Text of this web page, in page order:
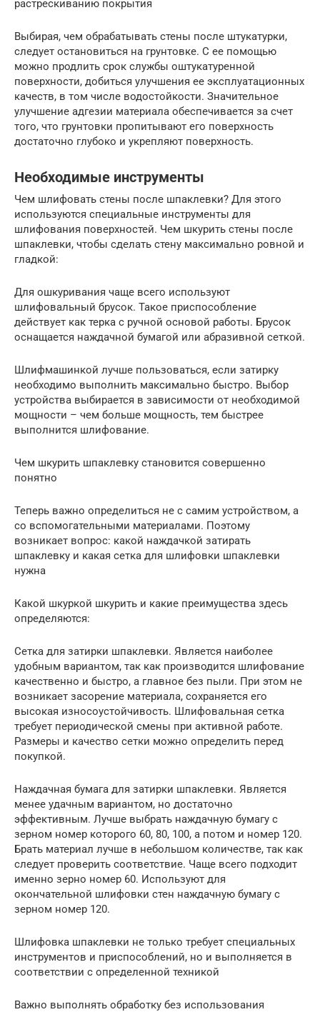
растрескиванию покрытия
Выбирая, чем обрабатывать стены после штукатурки,
следует остановиться на грунтовке. С ее помощью
можно продлить срок службы оштукатуренной
поверхности, добиться улучшения ее эксплуатационных
качеств, в том числе водостойкости. Значительное
улучшение адгезии материала обеспечивается за счет
того, что грунтовки пропитывают его поверхность
достаточно глубоко и укрепляют поверхность.
Необходимые инструменты
Чем шлифовать стены после шпаклевки? Для этого
используются специальные инструменты для
шлифования поверхностей. Чем шкурить стены после
шпаклевки, чтобы сделать стену максимально ровной и
гладкой:
Для ошкуривания чаще всего используют
шлифовальный брусок. Такое приспособление
действует как терка с ручной основой работы. Брусок
оснащается наждачной бумагой или абразивной сеткой.
Шлифмашинкой лучше пользоваться, если затирку
необходимо выполнить максимально быстро. Выбор
устройства выбирается в зависимости от необходимой
мощности – чем больше мощность, тем быстрее
выполнится шлифование.
Чем шкурить шпаклевку становится совершенно
понятно
Теперь важно определиться не с самим устройством, а
со вспомогательными материалами. Поэтому
возникает вопрос: какой наждачкой затирать
шпаклевку и какая сетка для шлифовки шпаклевки
нужна
Какой шкуркой шкурить и какие преимущества здесь
определяются:
Сетка для затирки шпаклевки. Является наиболее
удобным вариантом, так как производится шлифование
качественно и быстро, а главное без пыли. При этом не
возникает засорение материала, сохраняется его
высокая износоустойчивость. Шлифовальная сетка
требует периодической смены при активной работе.
Размеры и качество сетки можно определить перед
покупкой.
Наждачная бумага для затирки шпаклевки. Является
менее удачным вариантом, но достаточно
эффективным. Лучше выбрать наждачную бумагу с
зерном номер которого 60, 80, 100, а потом и номер 120.
Брать материал лучше в небольшом количестве, так как
следует проверить соответствие. Чаще всего подходит
именно зерно номер 60. Используют для
окончательной шлифовки стен наждачную бумагу с
зерном номер 120.
Шлифовка шпаклевки не только требует специальных
инструментов и приспособлений, но и выполняется в
соответствии с определенной техникой
Важно выполнять обработку без использования